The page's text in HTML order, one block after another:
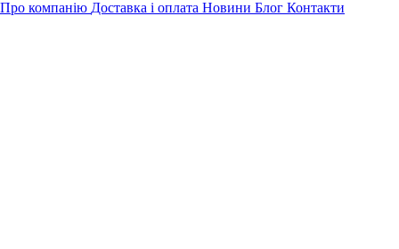
Про компанію Доставка і оплата Новини Блог Контакти